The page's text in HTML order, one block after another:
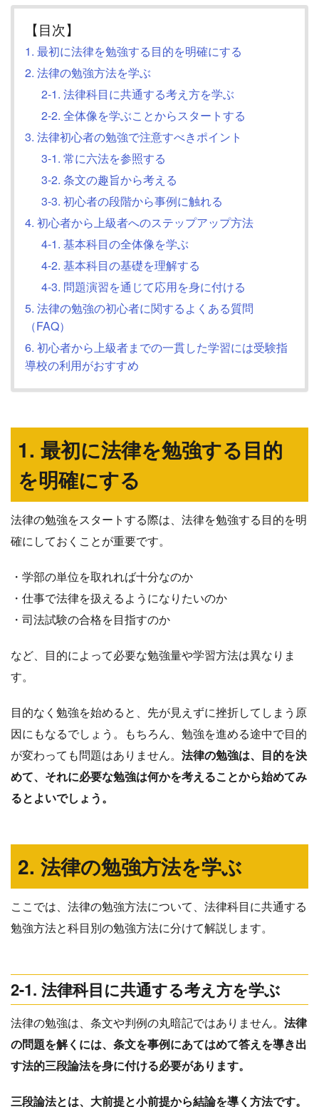
【目次】
1. 最初に法律を勉強する目的を明確にする
2. 法律の勉強方法を学ぶ
2-1. 法律科目に共通する考え方を学ぶ
2-2. 全体像を学ぶことからスタートする
3. 法律初心者の勉強で注意すべきポイント
3-1. 常に六法を参照する
3-2. 条文の趣旨から考える
3-3. 初心者の段階から事例に触れる
4. 初心者から上級者へのステップアップ方法
4-1. 基本科目の全体像を学ぶ
4-2. 基本科目の基礎を理解する
4-3. 問題演習を通じて応用を身に付ける
5. 法律の勉強の初心者に関するよくある質問
（FAQ）
6. 初心者から上級者までの一貫した学習には受験指
導校の利用がおすすめ
1. 最初に法律を勉強する目的
を明確にする
法律の勉強をスタートする際は、法律を勉強する目的を明
確にしておくことが重要です。
・学部の単位を取れれば十分なのか
・仕事で法律を扱えるようになりたいのか
・司法試験の合格を目指すのか
など、目的によって必要な勉強量や学習方法は異なりま
す。
目的なく勉強を始めると、先が見えずに挫折してしまう原
因にもなるでしょう。もちろん、勉強を進める途中で目的
が変わっても問題はありません。 法律の勉強は、目的を決
めて、それに必要な勉強は何かを考えることから始めてみ
るとよいでしょう。
2. 法律の勉強方法を学ぶ
ここでは、法律の勉強方法について、法律科目に共通する
勉強方法と科目別の勉強方法に分けて解説します。
2-1. 法律科目に共通する考え方を学ぶ
法律の勉強は、条文や判例の丸暗記ではありません。 法律
の問題を解くには、条文を事例にあてはめて答えを導き出
す法的三段論法を身に付ける必要があります。
三段論法とは、大前提と小前提から結論を導く方法です。